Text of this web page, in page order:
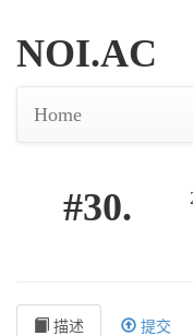
NOI.AC
Home
#30.
描述 提交